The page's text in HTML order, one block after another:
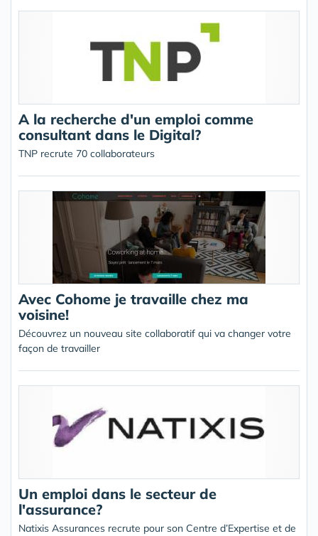
A la recherche d'un emploi comme
consultant dans le Digital?
TNP recrute 70 collaborateurs
Avec Cohome je travaille chez ma
voisine!
Découvrez un nouveau site collaboratif qui va changer votre
façon de travailler
Un emploi dans le secteur de
l'assurance?
Natixis Assurances recrute pour son Centre d’Expertise et de